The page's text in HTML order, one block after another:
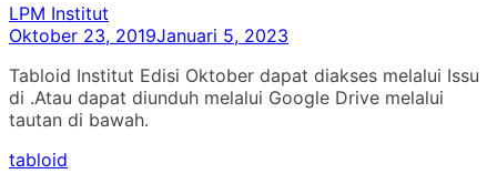
LPM Institut
Oktober 23, 2019Januari 5, 2023
Tabloid Institut Edisi Oktober dapat diakses melalui Issu
di .Atau dapat diunduh melalui Google Drive melalui
tautan di bawah.
tabloid